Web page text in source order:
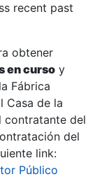
recent past
obtener
en curso y
Fábrica
Casa de la
contratante del
del
link:
Público